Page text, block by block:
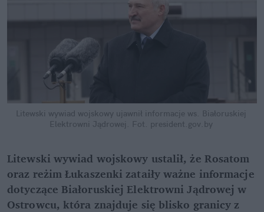
Litewski wywiad wojskowy ujawnił informacje ws. Białoruskiej
Elektrowni Jądrowej. Fot. president.gov.by
Litewski wywiad wojskowy ustalił, że Rosatom
oraz reżim Łukaszenki zataiły ważne informacje
dotyczące Białoruskiej Elektrowni Jądrowej w
Ostrowcu, która znajduje się blisko granicy z